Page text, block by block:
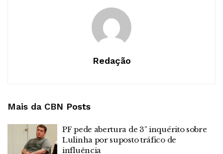
Redação
Mais da CBN Posts
PF pede abertura de 3º inquérito sobre
Lulinha por suposto tráfico de
influência